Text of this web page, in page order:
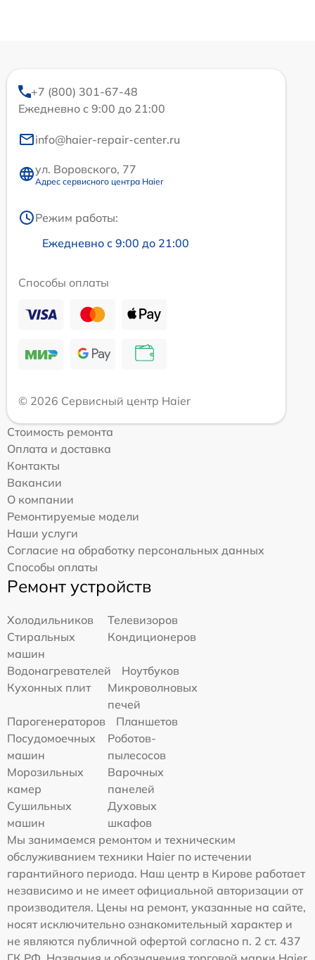
+7 (800) 301-67-48
Ежедневно с 9:00 до 21:00
info@haier-repair-center.ru
ул. Воровского, 77
Адрес сервисного центра Haier
Режим работы:
Ежедневно с 9:00 до 21:00
Способы оплаты
© 2026 Сервисный центр Haier
Стоимость ремонта
Оплата и доставка
Контакты
Вакансии
О компании
Ремонтируемые модели
Наши услуги
Согласие на обработку персональных данных
Способы оплаты
Ремонт устройств
Холодильников
Телевизоров
Стиральных
машин
Кондиционеров
Водонагревателей
Ноутбуков
Кухонных плит
Микроволновых
печей
Парогенераторов
Планшетов
Посудомоечных
машин
Роботов-
пылесосов
Морозильных
камер
Варочных
панелей
Сушильных
машин
Духовых
шкафов
Мы занимаемся ремонтом и техническим
обслуживанием техники Haier по истечении
гарантийного периода. Наш центр в Кирове работает
независимо и не имеет официальной авторизации от
производителя. Цены на ремонт, указанные на сайте,
носят исключительно ознакомительный характер и
не являются публичной офертой согласно п. 2 ст. 437